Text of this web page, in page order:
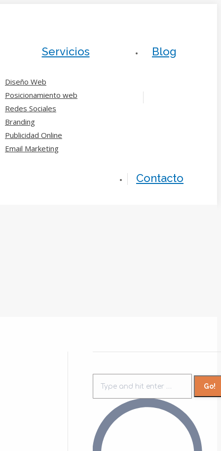
Servicios
Diseño Web
Posicionamiento web
Redes Sociales
Branding
Publicidad Online
Email Marketing
Blog
Contacto